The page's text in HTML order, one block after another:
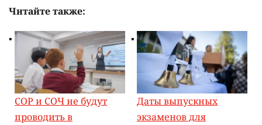
Читайте также:
СОР и СОЧ не будут
проводить в
Даты выпускных
экзаменов для